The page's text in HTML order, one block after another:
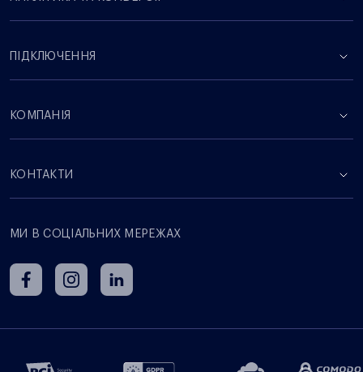
ПІДКЛЮЧЕННЯ
КОМПАНІЯ
КОНТАКТИ
МИ В СОЦІАЛЬНИХ МЕРЕЖАХ